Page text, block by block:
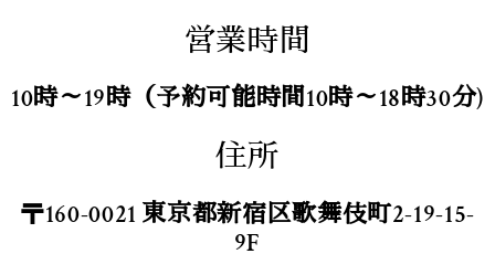
営業時間
10時～19時（予約可能時間10時～18時30分)
住所
〒160-0021 東京都新宿区歌舞伎町2-19-15-
9F